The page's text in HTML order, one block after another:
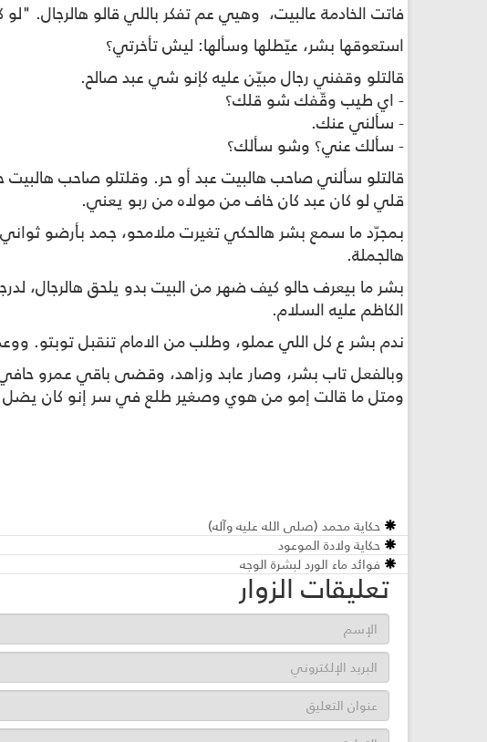
فاتت الخادمة عالبيت، وهيي عم تفكر باللي قالو هالرجال.
استعوقها بشر، عيّطلها وسألها: ليش تأخرتي؟
قالتلو وقفني رجال مبيّن عليه كإنو شي عبد صالح.
- اي طيب وقّفك شو قلك؟
- سألني عنك.
- سألك عني؟ وشو سألك؟
قالتلو سألني صاحب هالبيت عبد أو حر. وقلتلو صاحب هالبيت
قلي لو كان عبد كان خاف من مولاه من ربو يعني.
بمجرّد ما سمع بشر هالحكي تغيرت ملامحو، جمد بأرضو
هالجملة.
بشر ما بيعرف حالو كيف ضهر من البيت بدو يلحق هالرجال،
الكاظم عليه السلام.
ندم بشر ع كل اللي عملو، وطلب من الامام تنقبل توبتو.
وبالفعل تاب بشر، وصار عابد وزاهد، وقضى باقي عمرو
ومتل ما قالت إمو من هوي وصغير طلع في سر إنو كان يضل
حكاية محمد (صلى الله عليه وآله)
حكاية ولادة الموعود
فوائد ماء الورد لبشرة الوجه
تعليقات الزوار